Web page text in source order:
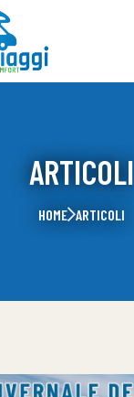
ARTICOLI
HOME ARTICOLI